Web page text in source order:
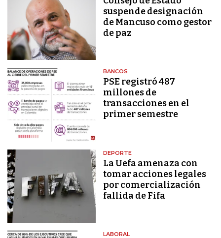
suspende designación
de Mancuso como gestor
de paz
BANCOS
PSE registró 487
millones de
transacciones en el
primer semestre
DEPORTE
La Uefa amenaza con
tomar acciones legales
por comercialización
fallida de Fifa
LABORAL